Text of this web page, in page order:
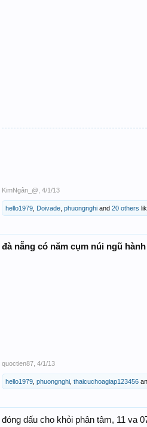
KimNgân_@ 4/1/13
hello1979 Doivade phuongnghi and 20 others
đà nẵng có năm cụm núi ngũ hành
quoctien87 4/1/13
hello1979 phuongnghi thaicuchoagiap123456
đóng dấu cho khỏi phân tâm, 11 va